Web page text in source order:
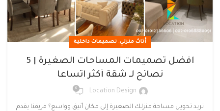
أثاث منزلي, تصميمات داخلية
افضل تصميمات المساحات الصغيرة | 5
نصائح لـ شقة أكثر اتساعا
Location Design
0
تريد تحويل مساحة منزلك الصغيرة إلى مكان أنيق وواسع؟ فريقنا يقدم